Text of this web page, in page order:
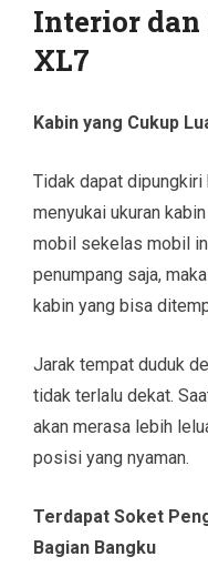
Interior
XL7
Kabin yang Cukup
Tidak dapat dipungkiri
menyukai ukuran
mobil sekelas mobil
penumpang saja,
kabin yang bisa
Jarak tempat duduk
tidak terlalu dekat.
akan merasa lebih
posisi yang nyaman.
Terdapat Soket
Bagian Bangku